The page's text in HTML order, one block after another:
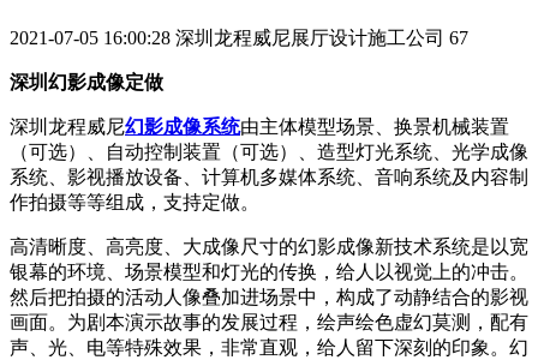
2021-07-05 16:00:28 深圳龙程威尼展厅设计施工公司 67
深圳幻影成像定做
深圳龙程威尼幻影成像系统由主体模型场景、换景机械装置
（可选）、自动控制装置（可选）、造型灯光系统、光学成像
系统、影视播放设备、计算机多媒体系统、音响系统及内容制
作拍摄等等组成，支持定做。
高清晰度、高亮度、大成像尺寸的幻影成像新技术系统是以宽
银幕的环境、场景模型和灯光的传换，给人以视觉上的冲击。
然后把拍摄的活动人像叠加进场景中，构成了动静结合的影视
画面。为剧本演示故事的发展过程，绘声绘色虚幻莫测，配有
声、光、电等特殊效果，非常直观，给人留下深刻的印象。幻